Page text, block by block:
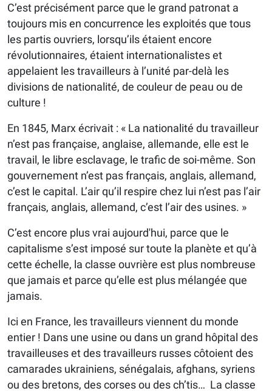
C’est précisément parce que le grand patronat a
toujours mis en concurrence les exploités que tous
les partis ouvriers, lorsqu’ils étaient encore
révolutionnaires, étaient internationalistes et
appelaient les travailleurs à l’unité par-delà les
divisions de nationalité, de couleur de peau ou de
culture !
En 1845, Marx écrivait : « La nationalité du travailleur
n’est pas française, anglaise, allemande, elle est le
travail, le libre esclavage, le trafic de soi-même. Son
gouvernement n’est pas français, anglais, allemand,
c’est le capital. L’air qu’il respire chez lui n’est pas l’air
français, anglais, allemand, c’est l’air des usines. »
C’est encore plus vrai aujourd'hui, parce que le
capitalisme s’est imposé sur toute la planète et qu’à
cette échelle, la classe ouvrière est plus nombreuse
que jamais et parce qu’elle est plus mélangée que
jamais.
Ici en France, les travailleurs viennent du monde
entier ! Dans une usine ou dans un grand hôpital des
travailleuses et des travailleurs russes côtoient des
camarades ukrainiens, sénégalais, afghans, syriens
ou des bretons, des corses ou des ch’tis… La classe